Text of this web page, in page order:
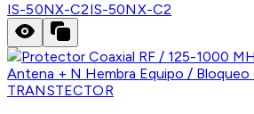
IS-50NX-C2IS-50NX-C2
TRANSTECTOR